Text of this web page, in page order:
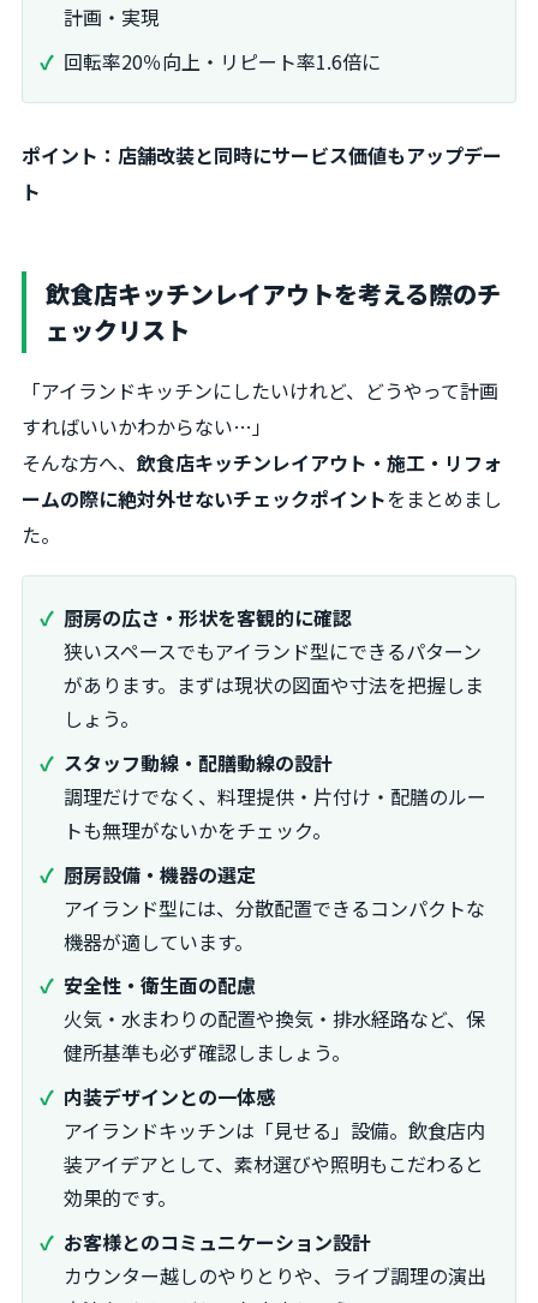
計画・実現
回転率20％向上・リピート率1.6倍に
ポイント：店舗改装と同時にサービス価値もアップデー
ト
飲食店キッチンレイアウトを考える際のチ
ェックリスト
「アイランドキッチンにしたいけれど、どうやって計画
すればいいかわからない…」
そんな方へ、 飲食店キッチンレイアウト・施工・リフォ
ームの際に絶対外せないチェックポイントをまとめまし
た。
厨房の広さ・形状を客観的に確認
狭いスペースでもアイランド型にできるパターン
があります。まずは現状の図面や寸法を把握しま
しょう。
スタッフ動線・配膳動線の設計
調理だけでなく、料理提供・片付け・配膳のルー
トも無理がないかをチェック。
厨房設備・機器の選定
アイランド型には、分散配置できるコンパクトな
機器が適しています。
安全性・衛生面の配慮
火気・水まわりの配置や換気・排水経路など、保
健所基準も必ず確認しましょう。
内装デザインとの一体感
アイランドキッチンは「見せる」設備。飲食店内
装アイデアとして、素材選びや照明もこだわると
効果的です。
お客様とのコミュニケーション設計
カウンター越しのやりとりや、ライブ調理の演出